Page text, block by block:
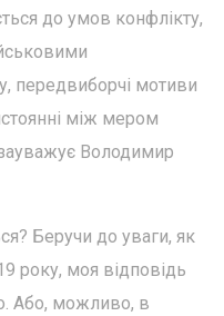
до умов конфлікту,
передвиборчі мотиви
між мером
Володимир
Беручи до уваги, як
року, моя відповідь
Або, можливо, в